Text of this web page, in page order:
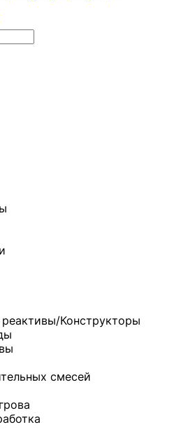
Конструкторы
смесей